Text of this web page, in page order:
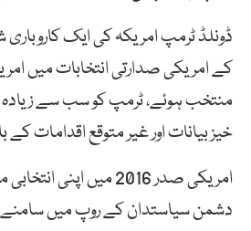
منتخب ہوئے، ٹرمپ کو سب سے
خیز بیانات اور غیر متوقع اقدامات
امریکی صدر 2016 میں
دشمن سیاستدان کے روپ میں سامنے